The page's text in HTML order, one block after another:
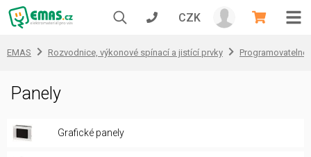
CZK
EMAS Rozvodnice, výkonové spínací a jistící prvky Programovatelné
Panely
Grafické panely